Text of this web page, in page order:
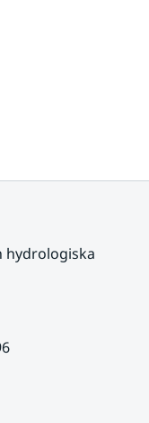
hydrologiska